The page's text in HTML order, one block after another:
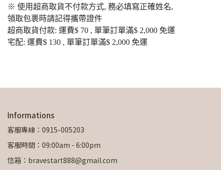
※ 使用超商取貨不付款方式, 務必填寫正確姓名,
領取包裹時請記得攜帶證件
超商取貨付款: 運費$ 70 , 單筆訂單滿$ 2,000 免運
宅配: 運費$ 130 , 單筆訂單滿$ 2,000 免運
Informations
客服專線：0915-005203
客服時間：09:00am - 6:00pm
信箱：bravestart888@gmail.com